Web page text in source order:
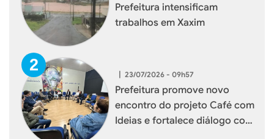
Prefeitura intensificam
trabalhos em Xaxim
| 23/07/2026 - 09h57
Prefeitura promove novo
encontro do projeto Café com
Ideias e fortalece diálogo com